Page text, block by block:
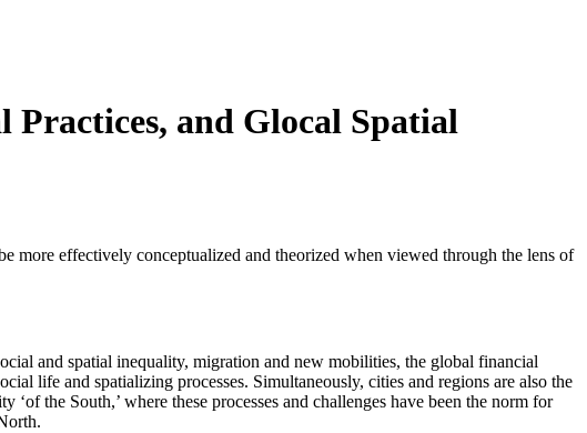
Practices, and Glocal Spatial
more effectively conceptualized and theorized when viewed through the lens of
and spatial inequality, migration and new mobilities, the global financial
life and spatializing processes. Simultaneously, cities and regions are also the
the South,’ where these processes and challenges have been the norm for